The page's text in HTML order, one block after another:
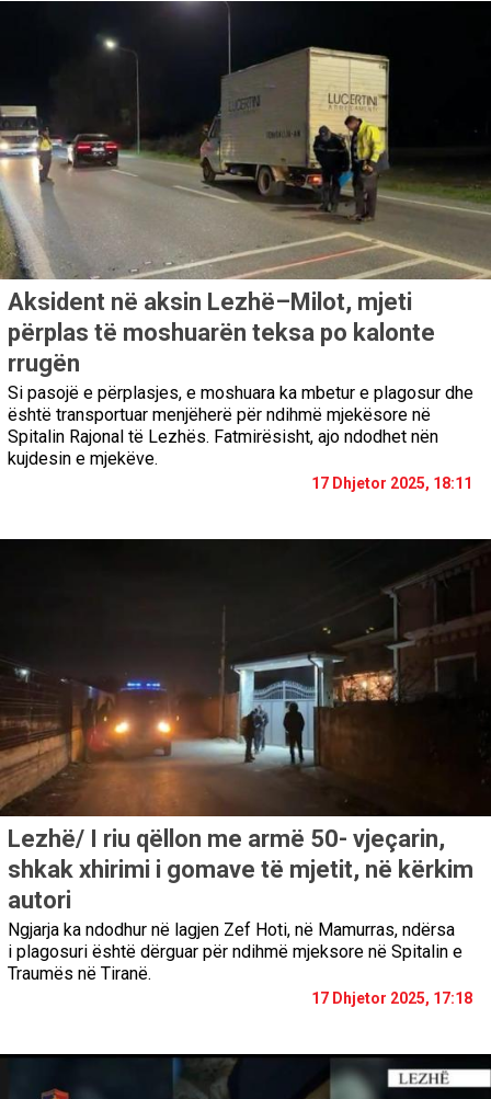
Aksident në aksin Lezhë–Milot, mjeti
përplas të moshuarën teksa po kalonte
rrugën
Si pasojë e përplasjes, e moshuara ka mbetur e plagosur dhe
është transportuar menjëherë për ndihmë mjekësore në
Spitalin Rajonal të Lezhës. Fatmirësisht, ajo ndodhet nën
kujdesin e mjekëve.
17 Dhjetor 2025, 18:11
Lezhë/ I riu qëllon me armë 50- vjeçarin,
shkak xhirimi i gomave të mjetit, në kërkim
autori
Ngjarja ka ndodhur në lagjen Zef Hoti, në Mamurras, ndërsa
i plagosuri është dërguar për ndihmë mjeksore në Spitalin e
Traumës në Tiranë.
17 Dhjetor 2025, 17:18